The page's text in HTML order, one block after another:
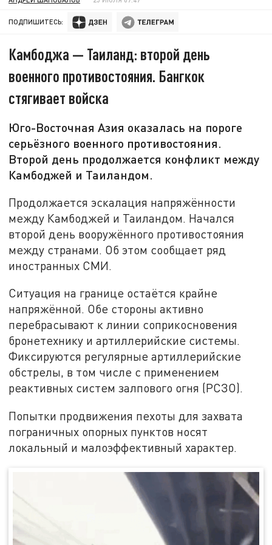
ПОДПИШИТЕСЬ:
Камбоджа — Таиланд: второй день
военного противостояния. Бангкок
стягивает войска
Юго-Восточная Азия оказалась на пороге
серьёзного военного противостояния.
Второй день продолжается конфликт между
Камбоджей и Таиландом.
Продолжается эскалация напряжённости
между Камбоджей и Таиландом. Начался
второй день вооружённого противостояния
между странами. Об этом сообщает ряд
иностранных СМИ.
Ситуация на границе остаётся крайне
напряжённой. Обе стороны активно
перебрасывают к линии соприкосновения
бронетехнику и артиллерийские системы.
Фиксируются регулярные артиллерийские
обстрелы, в том числе с применением
реактивных систем залпового огня (РСЗО).
Попытки продвижения пехоты для захвата
пограничных опорных пунктов носят
локальный и малоэффективный характер.